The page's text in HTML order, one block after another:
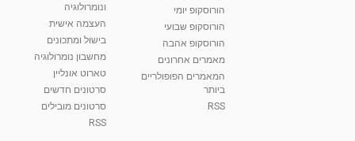
01:46 2,314 צפיות
05:37
סודות בתאריך הלידה, משמעות חודש הלידה -
ינואר זינה ליבשיץ נומרולוגית
ליסה גרוסמן - המרכז לאימון התנהגותי - קשב
הורוסקופ יומי
הורוסקופ שבועי
הורוסקופ אהבה
מאמרים אחרונים
המאמרים הפופולריים
ביותר
RSS
ונומרולוגיה
העצמה אישית
בישול ומתכונים
מחשבון נומרולוגיה
טארוט אונליין
סרטונים חדשים
סרטונים מובילים
RSS